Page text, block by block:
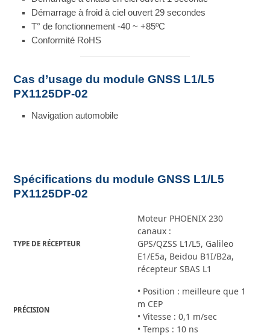
Démarrage à froid à ciel ouvert 29 secondes
T° de fonctionnement -40 ~ +85ºC
Conformité RoHS
Cas d’usage du module GNSS L1/L5
PX1125DP-02
Navigation automobile
Spécifications du module GNSS L1/L5
PX1125DP-02
TYPE DE RÉCEPTEUR
Moteur PHOENIX 230
canaux :
GPS/QZSS L1/L5, Galileo
E1/E5a, Beidou B1I/B2a,
récepteur SBAS L1
PRÉCISION
• Position : meilleure que 1
m CEP
• Vitesse : 0,1 m/sec
• Temps : 10 ns